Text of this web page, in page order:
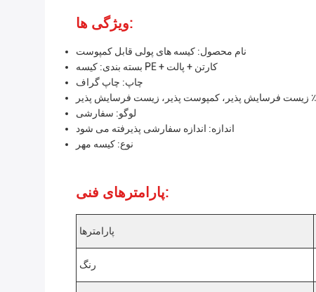
ویژگی ها:
نام محصول: کیسه های پولی قابل کمپوست
بسته بندی: کیسه PE + کارتن + پالت
چاپ: چاپ گراف
لوگو: سفارشی
اندازه: اندازه سفارشی پذیرفته می شود
نوع: کیسه مهر
پارامترهای فنی:
پارامترها
رنگ